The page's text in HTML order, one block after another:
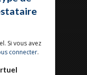
Si vous avez
connecter.